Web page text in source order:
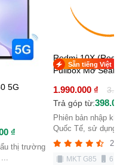
5G
₫
thị trường
Redmi 10X
Fullbox Mở Seal
1.990.000 ₫
Trả góp từ:
Phiên bản nhập
Quốc Tế, sử dụng
MKT G85
Sẵn tiếng Việt